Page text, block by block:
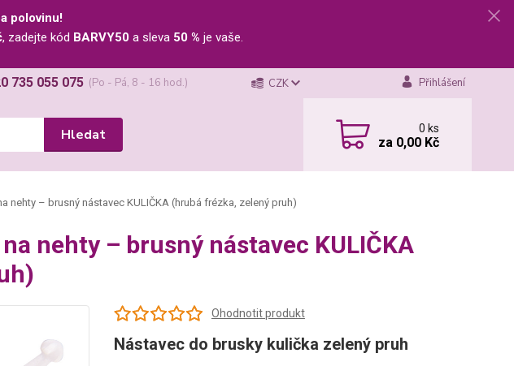
polovinu!
, zadejte kód BARVY50 a sleva 50 % je vaše.
CZK Přihlášení
Hledat
735 055 075 (Po - Pá, 8 - 16 hod.)
0ks
za 0,00 Kč
nehty – brusný nástavec KULIČKA (hrubá frézka, zelený pruh)
nehty – brusný nástavec KULIČKA
Ohodnotit produkt
Nástavec do brusky kulička zelený pruh